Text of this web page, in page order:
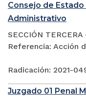
Consejo de
Administrativo
SECCIÓN TERCERA
Referencia: Acción
Radicación: 2021-
Juzgado 01 Penal